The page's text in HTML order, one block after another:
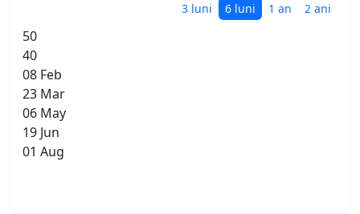
3 luni 6 luni 1 an 2 ani
50
40
08 Feb
23 Mar
06 May
19 Jun
01 Aug